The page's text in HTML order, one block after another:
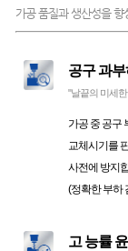
가공 품질과 생산성을 향
공구 과
"날끝의 미세
가공 중 공구
교체시기를
사전에 방지
(정확한 부하
고 능률